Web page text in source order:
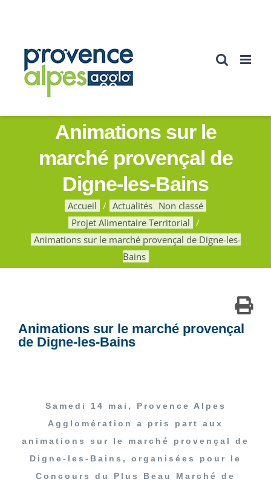
Animations sur le
marché provençal de
Digne-les-Bains
Accueil Actualités Non classé
Projet Alimentaire Territorial
Animations sur le marché provençal de Digne-les-
Bains
Animations sur le marché provençal
de Digne-les-Bains
Samedi 14 mai, Provence Alpes
Agglomération a pris part aux
animations sur le marché provençal de
Digne-les-Bains, organisées pour le
Concours du Plus Beau Marché de